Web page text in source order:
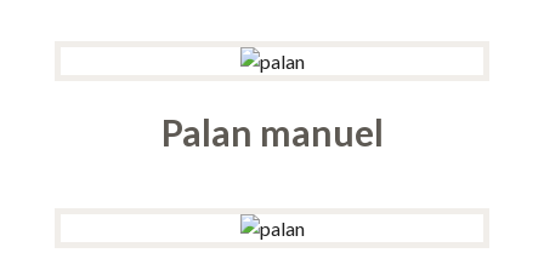
Palan manuel